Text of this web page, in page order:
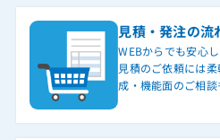
見積・発注の流
WEBからでも安心
見積のご依頼には
成・機能面のご相談